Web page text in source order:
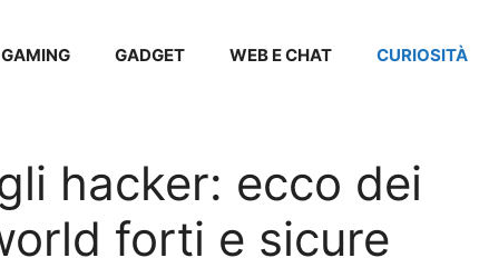
GAMING GADGET WEB E CHAT CURIOSITÀ
hacker: ecco dei
forti e sicure